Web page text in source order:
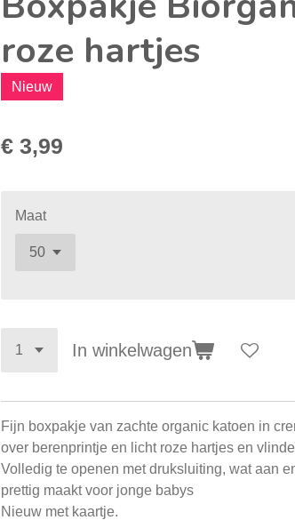
roze hartjes
Nieuw
€ 3,99
Maat
In winkelwagen
Fijn boxpakje van zachte organic katoen in
over berenprintje en licht roze hartjes en
Volledig te openen met druksluiting, wat aan
prettig maakt voor jonge babys
Nieuw met kaartje.